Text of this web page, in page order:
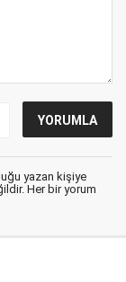
yazan kişiye
Her bir yorum